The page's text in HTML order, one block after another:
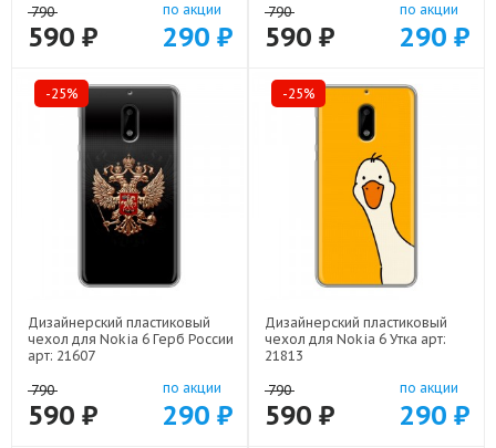
790
590 ₽
по акции
290 ₽
790
590 ₽
по акции
290 ₽
-25%
Дизайнерский пластиковый
чехол для Nokia 6 Герб России
арт: 21607
790
590 ₽
по акции
290 ₽
-25%
Дизайнерский пластиковый
чехол для Nokia 6 Утка арт:
21813
790
590 ₽
по акции
290 ₽